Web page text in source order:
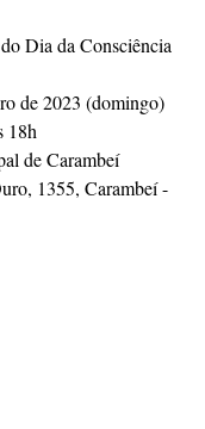
Dia da Consciência
de 2023 (domingo)
18h
de Carambeí
1355, Carambeí -